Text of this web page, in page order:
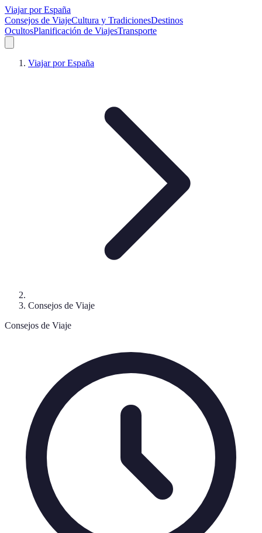
Viajar por España
Consejos de ViajeCultura y TradicionesDestinos
OcultosPlanificación de ViajesTransporte
Viajar por España
Consejos de Viaje
Consejos de Viaje